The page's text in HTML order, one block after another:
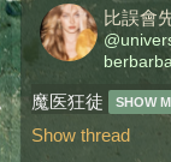
比誤會
@
魔医狂徒 SHOW
Show thread